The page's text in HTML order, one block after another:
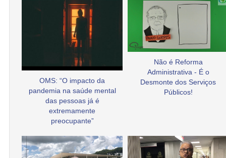
OMS: “O impacto da
pandemia na saúde mental
das pessoas já é
extremamente
preocupante”
Não é Reforma
Administrativa - É o
Desmonte dos Serviços
Públicos!